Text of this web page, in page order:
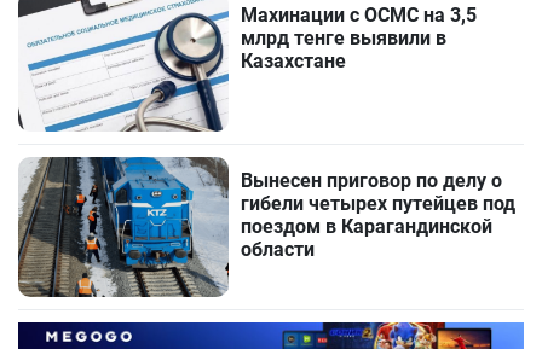
Махинации с ОСМС на 3,5
млрд тенге выявили в
Казахстане
Вынесен приговор по делу о
гибели четырех путейцев под
поездом в Карагандинской
области